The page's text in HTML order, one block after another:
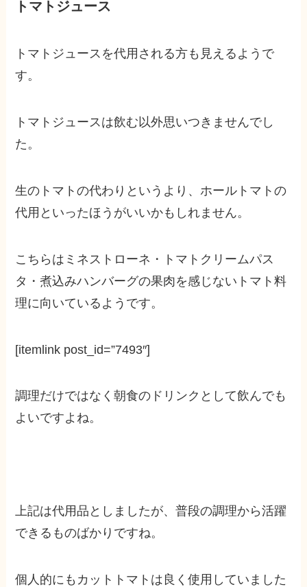
トマトジュース
トマトジュースを代用される方も見えるようで
す。
トマトジュースは飲む以外思いつきませんでし
た。
生のトマトの代わりというより、ホールトマトの
代用といったほうがいいかもしれません。
こちらはミネストローネ・トマトクリームパス
タ・煮込みハンバーグの果肉を感じないトマト料
理に向いているようです。
[itemlink post_id=”7493″]
調理だけではなく朝食のドリンクとして飲んでも
よいですよね。
上記は代用品としましたが、普段の調理から活躍
できるものばかりですね。
個人的にもカットトマトは良く使用していました